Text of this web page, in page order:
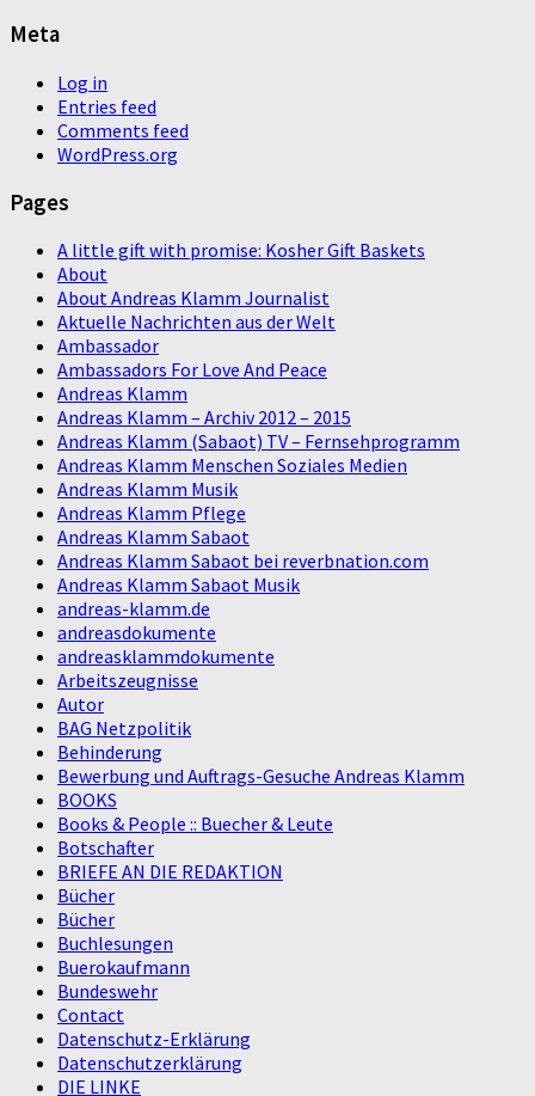
Meta
Log in
Entries feed
Comments feed
WordPress.org
Pages
A little gift with promise: Kosher Gift Baskets
About
About Andreas Klamm Journalist
Aktuelle Nachrichten aus der Welt
Ambassador
Ambassadors For Love And Peace
Andreas Klamm
Andreas Klamm – Archiv 2012 – 2015
Andreas Klamm (Sabaot) TV – Fernsehprogramm
Andreas Klamm Menschen Soziales Medien
Andreas Klamm Musik
Andreas Klamm Pflege
Andreas Klamm Sabaot
Andreas Klamm Sabaot bei reverbnation.com
Andreas Klamm Sabaot Musik
andreas-klamm.de
andreasdokumente
andreasklammdokumente
Arbeitszeugnisse
Autor
BAG Netzpolitik
Behinderung
Bewerbung und Auftrags-Gesuche Andreas Klamm
BOOKS
Books & People :: Buecher & Leute
Botschafter
BRIEFE AN DIE REDAKTION
Bücher
Bücher
Buchlesungen
Buerokaufmann
Bundeswehr
Contact
Datenschutz-Erklärung
Datenschutzerklärung
DIE LINKE